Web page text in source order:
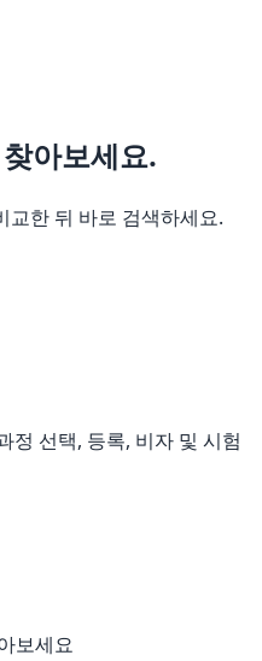
아보세요.
교한 뒤 바로 검색하세요.
정 선택, 등록, 비자 및 시험
보세요